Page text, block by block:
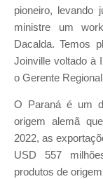
pioneiro, levando
ministre um
Dacalda. Temos
Joinville voltado à
o Gerente
O Paraná é um
origem alemã
2022, as
USD 557
produtos de